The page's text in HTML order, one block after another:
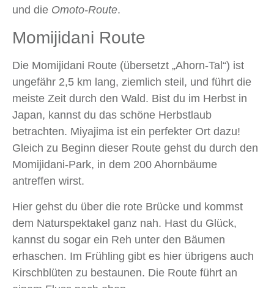
und die Omoto-Route.
Momijidani Route
Die Momijidani Route (übersetzt „Ahorn-Tal“) ist
ungefähr 2,5 km lang, ziemlich steil, und führt die
meiste Zeit durch den Wald. Bist du im Herbst in
Japan, kannst du das schöne Herbstlaub
betrachten. Miyajima ist ein perfekter Ort dazu!
Gleich zu Beginn dieser Route gehst du durch den
Momijidani-Park, in dem 200 Ahornbäume
antreffen wirst.
Hier gehst du über die rote Brücke und kommst
dem Naturspektakel ganz nah. Hast du Glück,
kannst du sogar ein Reh unter den Bäumen
erhaschen. Im Frühling gibt es hier übrigens auch
Kirschblüten zu bestaunen. Die Route führt an